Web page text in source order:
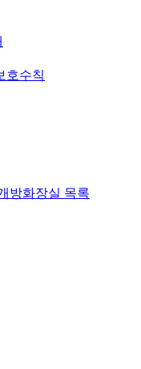
호수칙
방화장실 목록